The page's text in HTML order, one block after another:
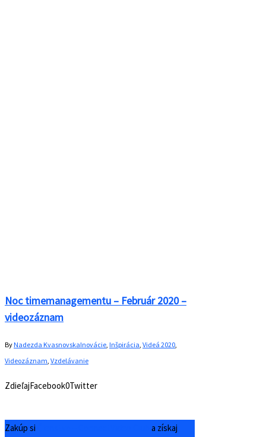
Noc timemanagementu – Február 2020 –
videozáznam
By Nadezda KvasnovskaInovácie Inšpirácia Videá 2020
Videozáznam Vzdelávanie
ZdieľajFacebook0Twitter
Zakúp si
a získaj